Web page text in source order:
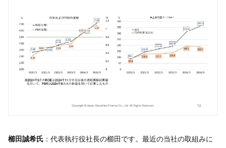
櫛󠄁田誠希氏 ：代表執行役社長の櫛田です。最近の当社の取組みに